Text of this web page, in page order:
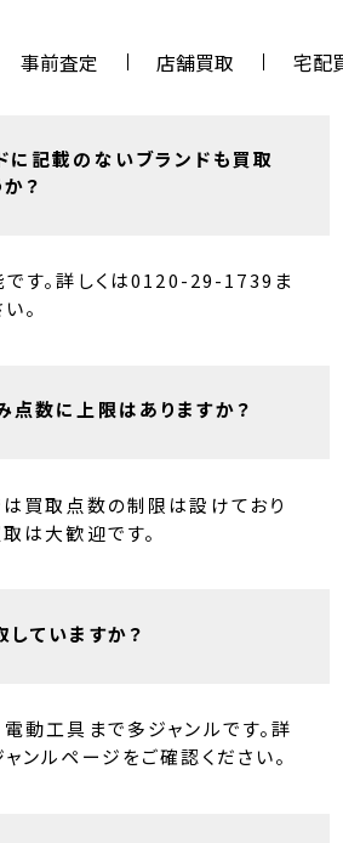
事前査定 店舗買取 宅配
に記載のないブランドも買取
？
です。詳しくは0120-29-1739ま
。
点数に上限はありますか？
は買取点数の制限は設けており
は大歓迎です。
ていますか？
動工具まで多ジャンルです。詳
ンルページをご確認ください。